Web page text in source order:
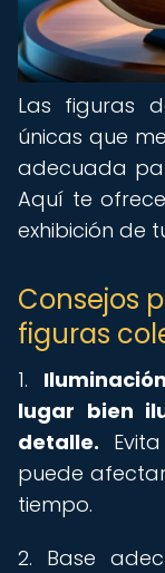
Las figuras
únicas que
adecuada
Aquí te
exhibición de
Consejos
figuras
1.
lugar bien
detalle.
puede
tiempo.
2. Base